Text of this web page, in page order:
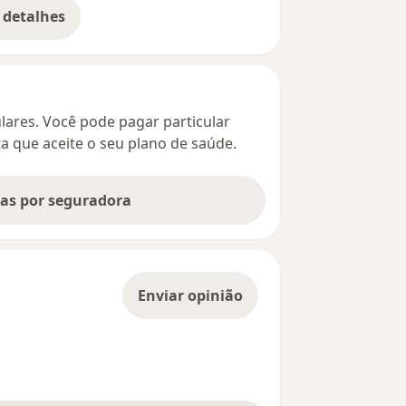
o endereço
Você pode pagar particular
que aceite o seu plano de saúde.
por seguradora
Enviar opinião